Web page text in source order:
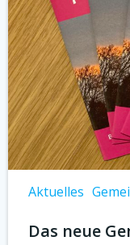
Aktuelles
Das neue